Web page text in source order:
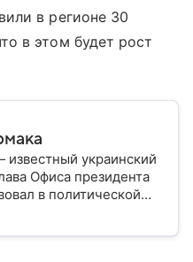
в регионе 30
в этом будет рост
украинский
Офиса президента
в политической
в